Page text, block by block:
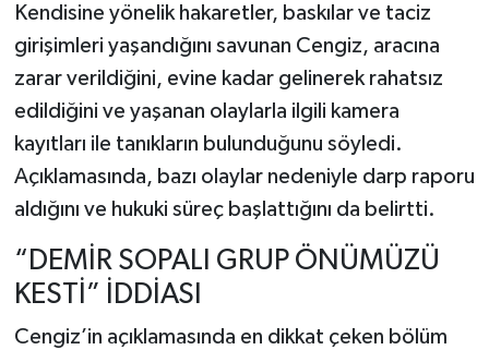
Kendisine yönelik hakaretler, baskılar ve taciz
girişimleri yaşandığını savunan Cengiz, aracına
zarar verildiğini, evine kadar gelinerek rahatsız
edildiğini ve yaşanan olaylarla ilgili kamera
kayıtları ile tanıkların bulunduğunu söyledi.
Açıklamasında, bazı olaylar nedeniyle darp raporu
aldığını ve hukuki süreç başlattığını da belirtti.
“DEMİR SOPALI GRUP ÖNÜMÜZÜ
KESTİ” İDDİASI
Cengiz’in açıklamasında en dikkat çeken bölüm